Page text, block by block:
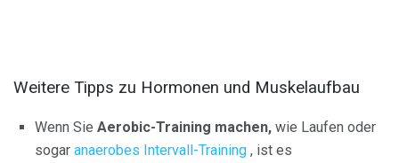
Weitere Tipps zu Hormonen und Muskelaufbau
Wenn Sie Aerobic-Training machen, wie Laufen oder
sogar anaerobes Intervall-Training , ist es